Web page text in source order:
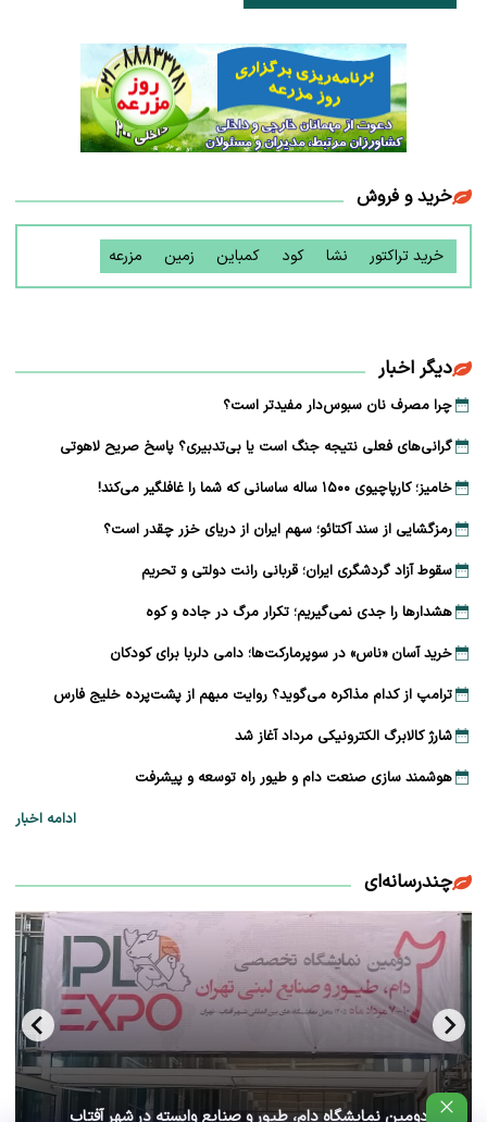
خرید و فروش
خرید تراکتور نشا کود کمباین زمین مزرعه
دیگر اخبار
چرا مصرف نان سبوس‌دار مفیدتر است؟
گرانی‌های فعلی نتیجه جنگ است یا بی‌تدبیری؟ پاسخ صریح لاهوتی
خامیز؛ کارپاچیوی ۱۵۰۰ ساله ساسانی که شما را غافلگیر می‌کند!
رمزگشایی از سند آکتائو؛ سهم ایران از دریای خزر چقدر است؟
سقوط آزاد گردشگری ایران؛ قربانی رانت دولتی و تحریم
هشدارها را جدی نمی‌گیریم؛ تکرار مرگ در جاده و کوه
خرید آسان «ناس» در سوپرمارکت‌ها؛ دامی دلربا برای کودکان
ترامپ از کدام مذاکره می‌گوید؟ روایت مبهم از پشت‌پرده خلیج فارس
شارژ کالابرگ الکترونیکی مرداد آغاز شد
هوشمند سازی صنعت دام و طیور راه توسعه و پیشرفت
ادامه اخبار
چندرسانه‌ای
آغاز دومین نمایشگاه دام، طیور و صنایع وابسته در شهر آفتاب